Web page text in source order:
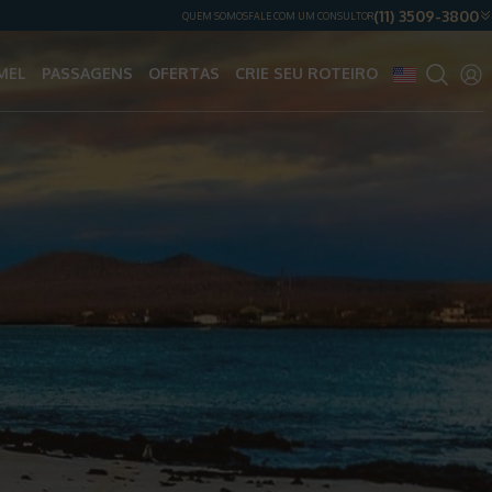
QUEM SOMOSFALE COM UM CONSULTOR(11) 3509-3800
PASSAGENS OFERTAS CRIE SEU ROTEIRO